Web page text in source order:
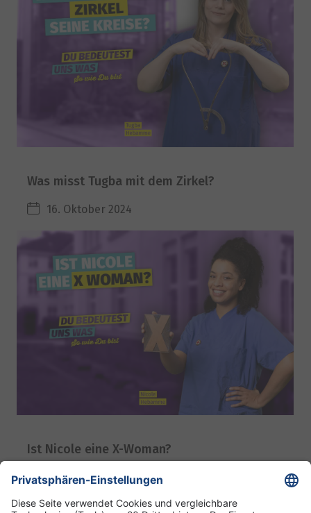
Was misst Tugba mit dem Zirkel?
16. Oktober 2024
Ist Nicole eine X-Woman?
11. September 2024